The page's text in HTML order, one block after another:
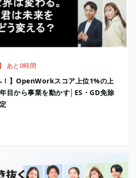
あと0時間
！】OpenWorkスコア上位1%の上
目から事業を動かす│ES・GD免除